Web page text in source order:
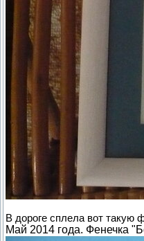
В дороге сплела вот такую
Май 2014 года. Фенечка